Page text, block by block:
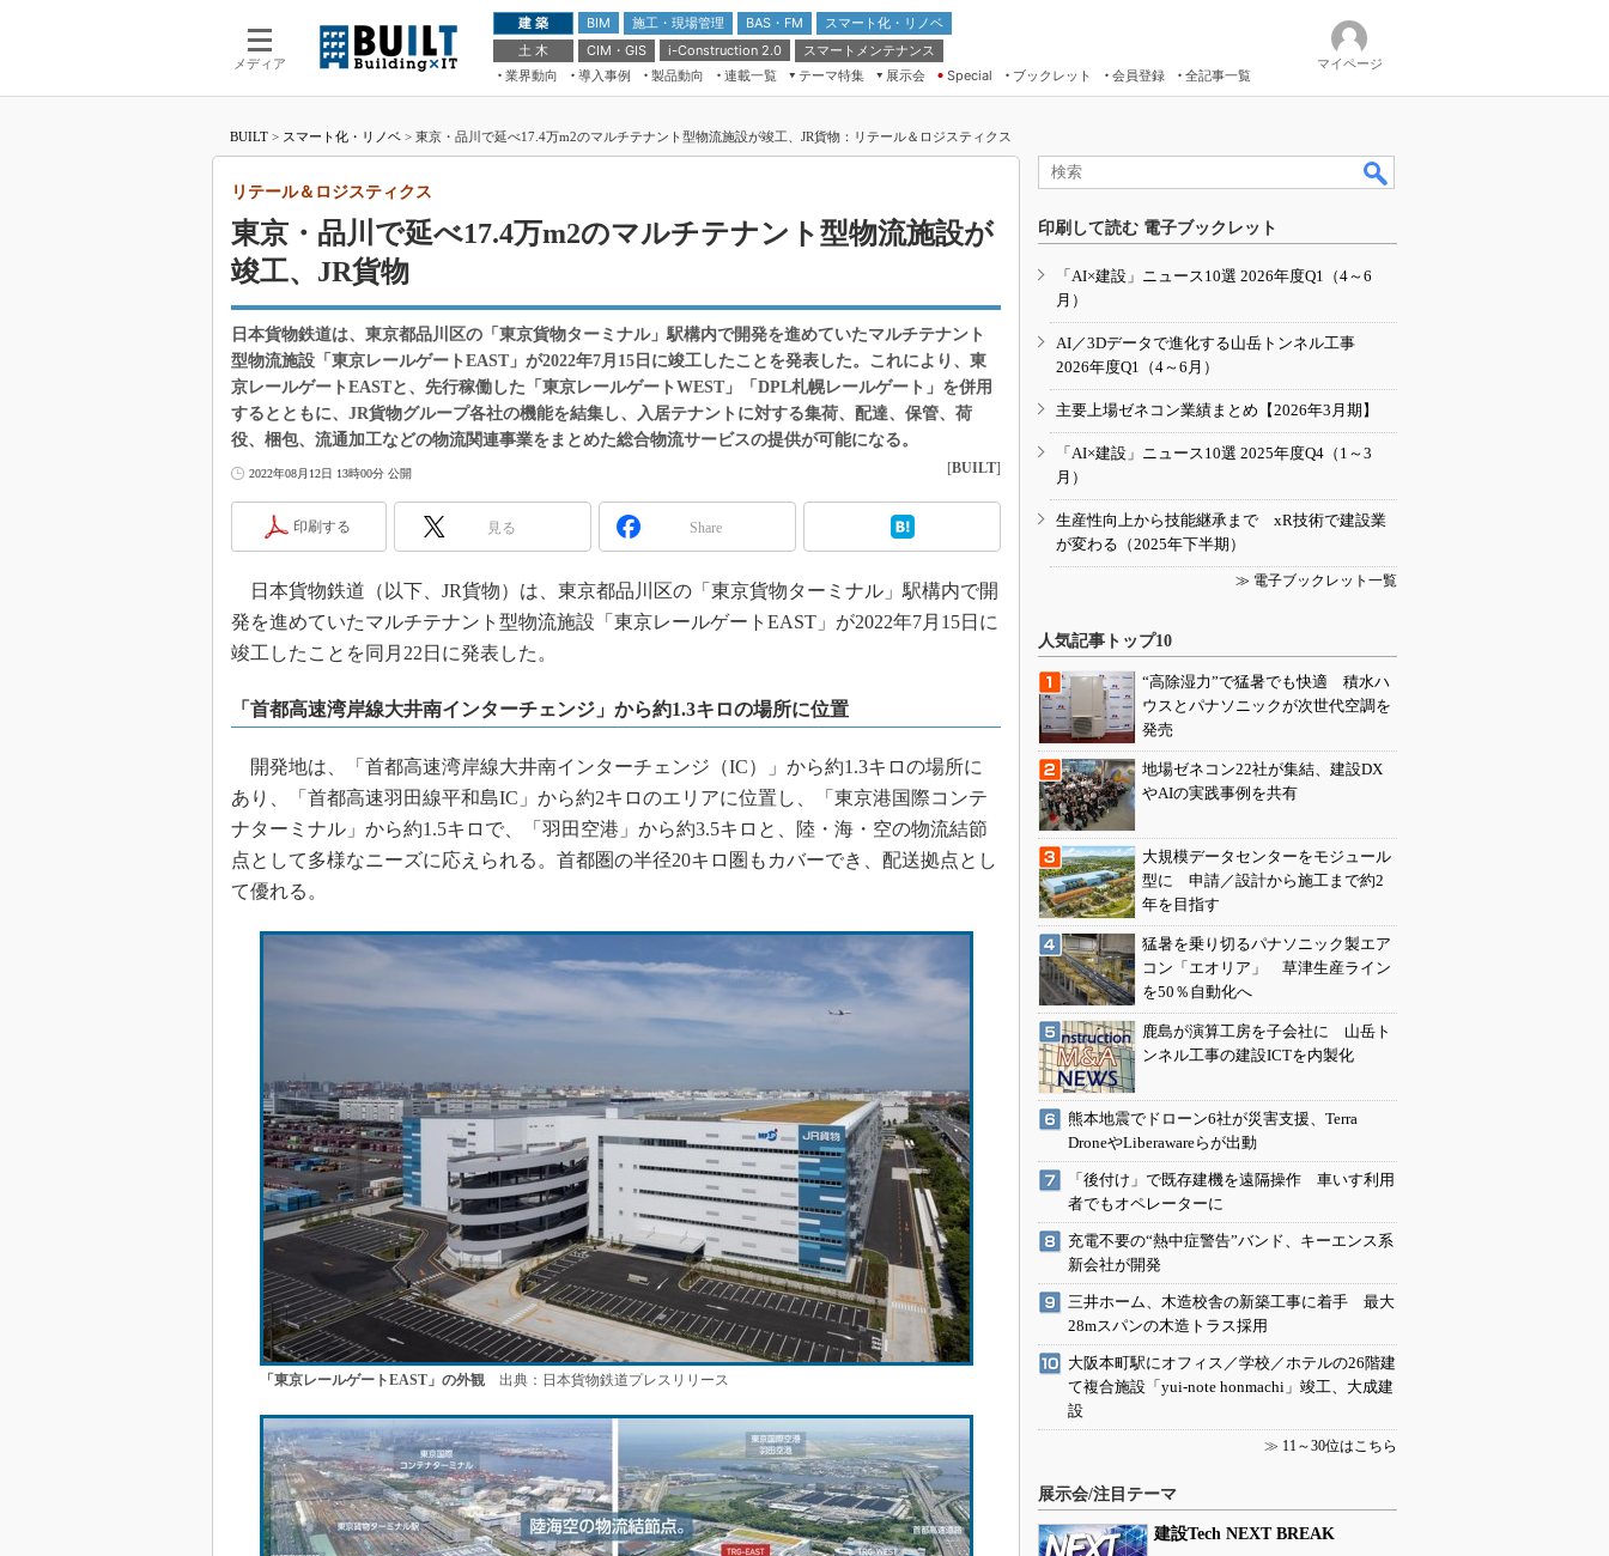
メディア
建 築 BIM 施工・現場管理 BAS・FM
スマート化・リノベ
土 木
CIM・GIS i-Construction 2.0
スマートメンテナンス
業界動向
導入事例 製品動向 連載一覧
テーマ特集
ドローンがもたらす建設業界の“ゲー
ムチェンジ” Ver.2.0
“Society5.0”時代のスマートビル
展示会
第8回 国際 建設・測量展
築・土木・不動産の先端技術展－
メンテナンス・レジリエンスOSAKA
日本 ものづくりワールド 2020
メンテナンス・レジリエンスTOKYO
2019
IGAS2018
Special ブックレット 会員登録 全記事一覧
マイページ
BUILT > スマート化・リノベ > 東京・品川で延べ17.4万m2のマルチテナント型物流施設が竣工、JR貨物：リテール＆ロジスティクス
東京・品川で延べ17.4万m2のマルチテナント型物流施設が
竣工、JR貨物
リテール＆ロジスティクス
日本貨物鉄道は、東京都品川区の「東京貨物ターミナル」駅構内で開発を進めていたマルチテナント
型物流施設「東京レールゲートEAST」が2022年7月15日に竣工したことを発表した。これにより、東
京レールゲートEASTと、先行稼働した「東京レールゲートWEST」「DPL札幌レールゲート」を併用
するとともに、JR貨物グループ各社の機能を結集し、入居テナントに対する集荷、配達、保管、荷
役、梱包、流通加工などの物流関連事業をまとめた総合物流サービスの提供が可能になる。
2022年08月12日 13時00分 公開 [BUILT]
印刷する 見る Share
日本貨物鉄道（以下、JR貨物）は、東京都品川区の「東京貨物ターミナル」駅構内で開
発を進めていたマルチテナント型物流施設「東京レールゲートEAST」が2022年7月15日に
竣工したことを同月22日に発表した。
「首都高速湾岸線大井南インターチェンジ」から約1.3キロの場所に位置
開発地は、「首都高速湾岸線大井南インターチェンジ（IC）」から約1.3キロの場所に
あり、「首都高速羽田線平和島IC」から約2キロのエリアに位置し、「東京港国際コンテ
ナターミナル」から約1.5キロで、「羽田空港」から約3.5キロと、陸・海・空の物流結節
点として多様なニーズに応えられる。首都圏の半径20キロ圏もカバーでき、配送拠点とし
て優れる。
「東京レールゲートEAST」の外観出典：日本貨物鉄道プレスリリース
印刷して読む 電子ブックレット
「AI×建設」ニュース10選 2026年度Q1（4～6
月）
AI／3Dデータで進化する山岳トンネル工事
2026年度Q1（4～6月）
主要上場ゼネコン業績まとめ【2026年3月期】
「AI×建設」ニュース10選 2025年度Q4（1～3
月）
生産性向上から技能継承まで xR技術で建設業
が変わる（2025年下半期）
≫ 電子ブックレット一覧
人気記事トップ10
“高除湿力”で猛暑でも快適 積水ハ
ウスとパナソニックが次世代空調を
発売
地場ゼネコン22社が集結、建設DX
やAIの実践事例を共有
大規模データセンターをモジュール
型に 申請／設計から施工まで約2
年を目指す
猛暑を乗り切るパナソニック製エア
コン「エオリア」 草津生産ライン
を50％自動化へ
鹿島が演算工房を子会社に 山岳ト
ンネル工事の建設ICTを内製化
熊本地震でドローン6社が災害支援、Terra
DroneやLiberawareらが出動
「後付け」で既存建機を遠隔操作 車いす利用
者でもオペレーターに
充電不要の“熱中症警告”バンド、キーエンス系
新会社が開発
三井ホーム、木造校舎の新築工事に着手 最大
28mスパンの木造トラス採用
大阪本町駅にオフィス／学校／ホテルの26階建
て複合施設「yui-note honmachi」竣工、大成建
設
≫ 11～30位はこちら
展示会/注目テーマ
建設Tech NEXT BREAK